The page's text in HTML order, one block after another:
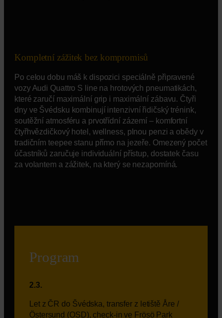
Kompletní zážitek bez kompromisů
Po celou dobu máš k dispozici speciálně připravené
vozy Audi Quattro S line na hrotových pneumatikách,
které zaručí maximální grip i maximální zábavu. Čtyři
dny ve Švédsku kombinují intenzivní řidičský trénink,
soutěžní atmosféru a prvotřídní zázemí – komfortní
čtyřhvězdičkový hotel, wellness, plnou penzi a obědy v
tradičním teepee stanu přímo na jezeře. Omezený počet
účastníků zaručuje individuální přístup, dostatek času
za volantem a zážitek, na který se nezapomíná.
Program
2.3.
Let z ČR do Švédska, transfer z letiště Åre /
Östersund (OSD), check-in ve Frösö Park